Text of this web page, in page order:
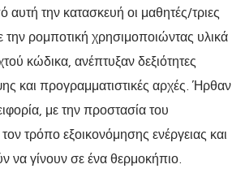
την κατασκευή οι μαθητές/τριες
ρομποτική χρησιμοποιώντας υλικά
κώδικα, ανέπτυξαν δεξιότητες
και προγραμματιστικές αρχές. Ήρθαν
με την προστασία του
τρόπο εξοικονόμησης ενέργειας και
να γίνουν σε ένα θερμοκήπιο.